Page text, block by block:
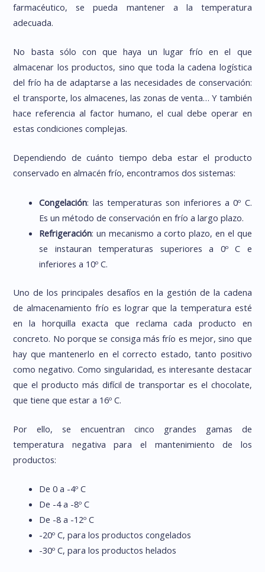
farmacéutico, se pueda mantener a la temperatura
adecuada.
No basta sólo con que haya un lugar frío en el que
almacenar los productos, sino que toda la cadena logística
del frío ha de adaptarse a las necesidades de conservación:
el transporte, los almacenes, las zonas de venta… Y también
hace referencia al factor humano, el cual debe operar en
estas condiciones complejas.
Dependiendo de cuánto tiempo deba estar el producto
conservado en almacén frío, encontramos dos sistemas:
Congelación: las temperaturas son inferiores a 0º C.
Es un método de conservación en frío a largo plazo.
Refrigeración: un mecanismo a corto plazo, en el que
se instauran temperaturas superiores a 0º C e
inferiores a 10º C.
Uno de los principales desafíos en la gestión de la cadena
de almacenamiento frío es lograr que la temperatura esté
en la horquilla exacta que reclama cada producto en
concreto. No porque se consiga más frío es mejor, sino que
hay que mantenerlo en el correcto estado, tanto positivo
como negativo. Como singularidad, es interesante destacar
que el producto más difícil de transportar es el chocolate,
que tiene que estar a 16º C.
Por ello, se encuentran cinco grandes gamas de
temperatura negativa para el mantenimiento de los
productos:
De 0 a -4º C
De -4 a -8º C
De -8 a -12º C
-20º C, para los productos congelados
-30º C, para los productos helados